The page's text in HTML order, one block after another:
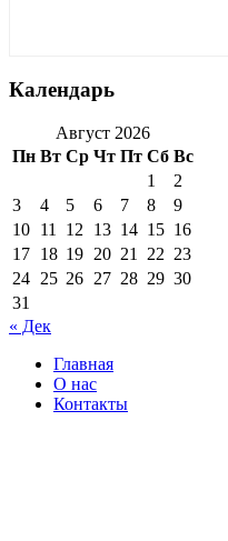
Календарь
Август 2026
Пн Вт Ср Чт Пт Сб Вс
1
2
3
4 5 6 7 8
9
10 11 12 13 14 15 16
17 18 19 20 21 22 23
24 25 26 27 28 29 30
31
« Дек
Главная
О нас
Контакты